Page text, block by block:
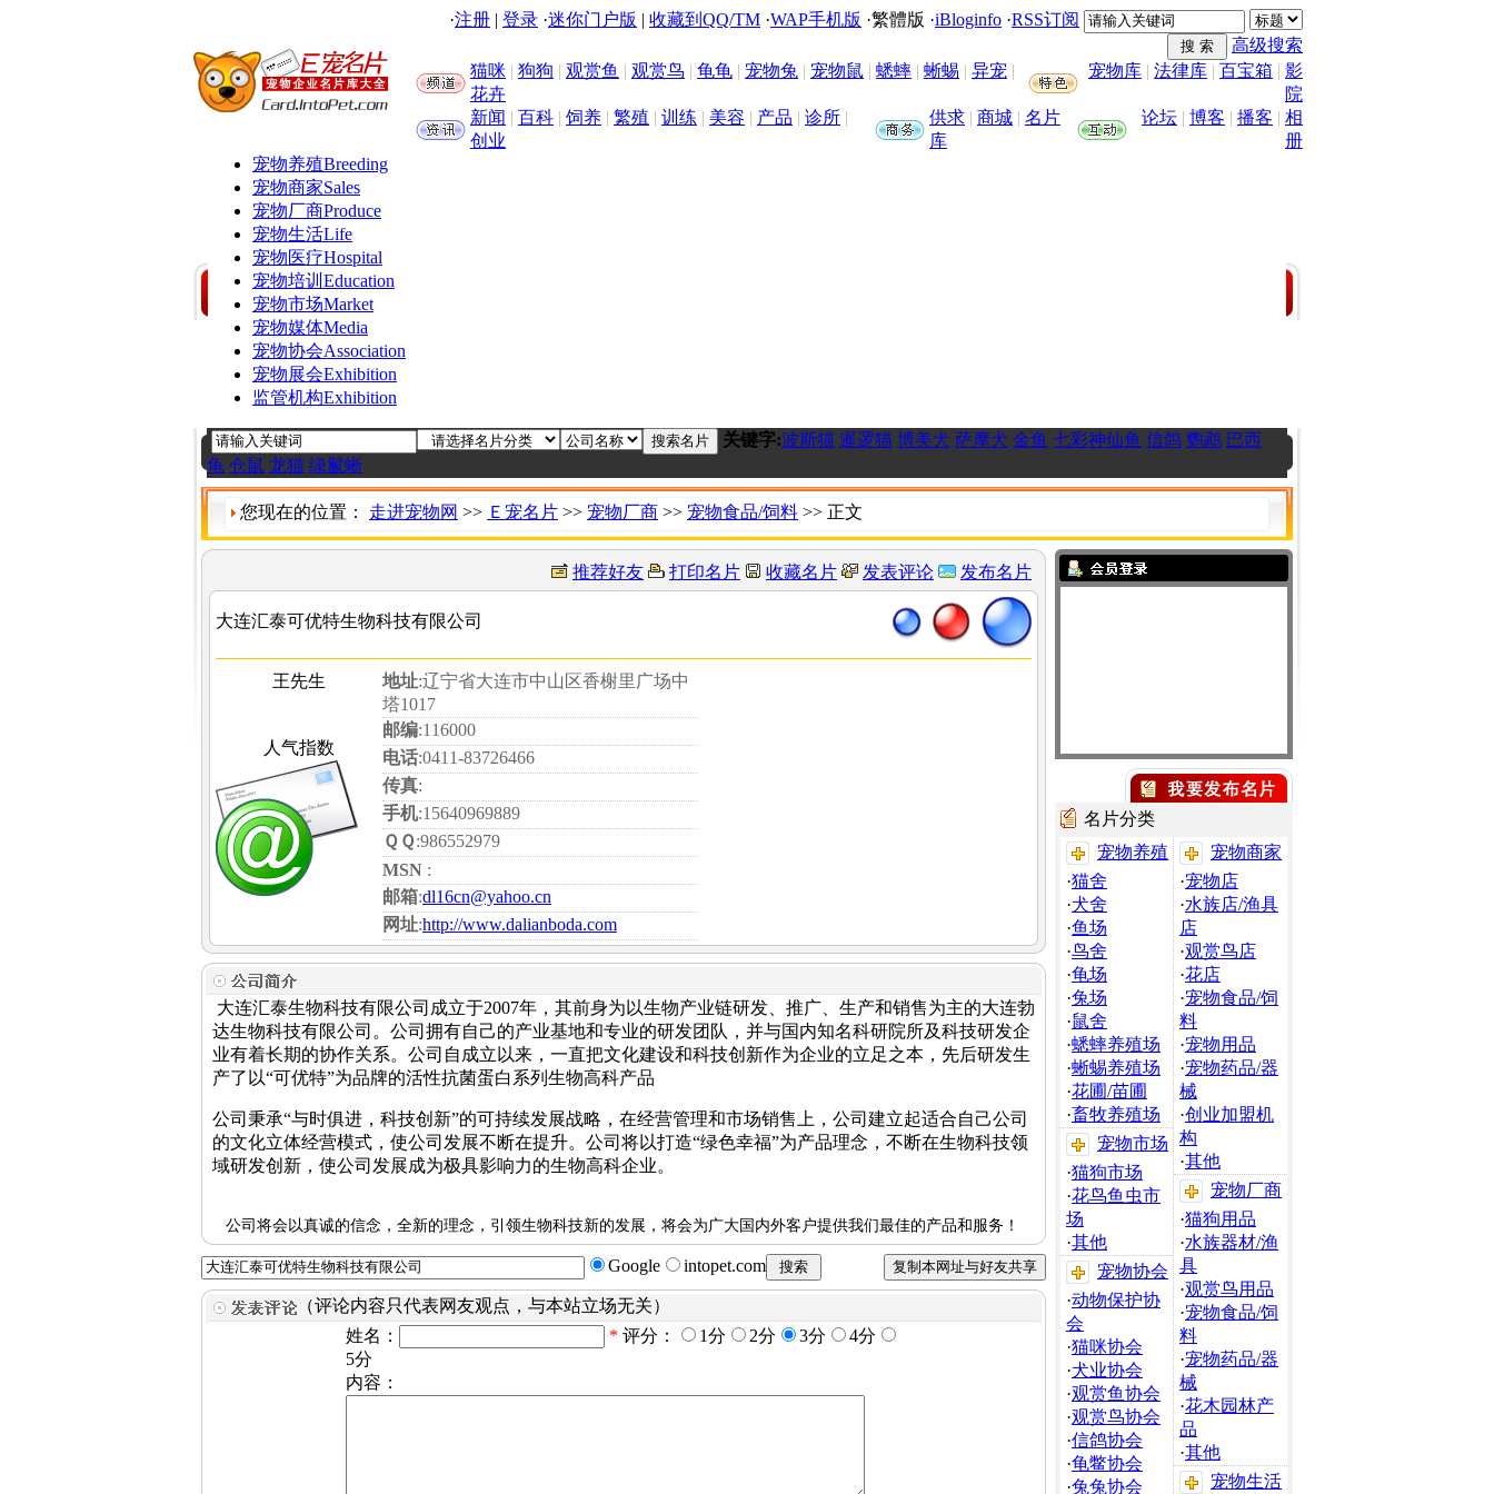
·注册 | 登录 ·迷你门户版 | 收藏到QQ/TM ·WAP手机版 ·繁體版 ·iBloginfo ·RSS订阅
高级搜索
猫咪 | 狗狗 | 观赏鱼 | 观赏鸟 | 龟龟 | 宠物兔 | 宠物鼠 | 蟋蟀 | 蜥蜴 | 异宠 |
花卉
宠物库 | 法律库 | 百宝箱 | 影
院
新闻 | 百科 | 饲养 | 繁殖 | 训练 | 美容 | 产品 | 诊所 |
创业
供求 | 商城 | 名片
库
论坛 | 博客 | 播客 | 相
册
宠物养殖Breeding
宠物商家Sales
宠物厂商Produce
宠物生活Life
宠物医疗Hospital
宠物培训 Education
宠物市场Market
宠物媒体Media
宠物协会Association
宠物展会Exhibition
监管机构Exhibition
关键字:波斯猫 暹逻猫 博美犬 萨摩犬 金鱼 七彩神仙鱼 信鸽 鹦鹉 巴西
龟 仓鼠 龙猫 绿鬣蜥
您现在的位置： 走进宠物网 >> Ｅ宠名片 >> 宠物厂商 >> 宠物食品/饲料 >> 正文
推荐好友 打印名片 收藏名片 发表评论 发布名片
大连汇泰可优特生物科技有限公司
王先生
人气指数
地址:辽宁省大连市中山区香榭里广场中
塔1017
邮编:116000
电话:0411-83726466
传真:
手机:15640969889
ＱＱ:986552979
MSN :
邮箱:dl16cn@yahoo.cn
网址:http://www.dalianboda.com
大连汇泰生物科技有限公司成立于2007年，其前身为以生物产业链研发、推广、生产和销售为主的大连勃
达生物科技有限公司。公司拥有自己的产业基地和专业的研发团队，并与国内知名科研院所及科技研发企
业有着长期的协作关系。公司自成立以来，一直把文化建设和科技创新作为企业的立足之本，先后研发生
产了以“可优特”为品牌的活性抗菌蛋白系列生物高科产品
公司秉承“与时俱进，科技创新”的可持续发展战略，在经营管理和市场销售上，公司建立起适合自己公司
的文化立体经营模式，使公司发展不断在提升。公司将以打造“绿色幸福”为产品理念，不断在生物科技领
域研发创新，使公司发展成为极具影响力的生物高科企业。
公司将会以真诚的信念，全新的理念，引领生物科技新的发展，将会为广大国内外客户提供我们最佳的产品和服务！
Google intopet.com
（评论内容只代表网友观点，与本站立场无关）
姓名：
* 评分： 1分 2分 3分
4分
5分
内容：
名片分类
宠物养殖
·猫舍
·犬舍
·鱼场
·鸟舍
·龟场
·兔场
·鼠舍
·蟋蟀养殖场
·蜥蜴养殖场
·花圃/苗圃
·畜牧养殖场
宠物市场
·猫狗市场
·花鸟鱼虫市
场
·其他
宠物协会
·动物保护协
会
·猫咪协会
·犬业协会
·观赏鱼协会
·观赏鸟协会
·信鸽协会
·龟鳖协会
·兔兔协会
宠物商家
·宠物店
·水族店/渔具
店
·观赏鸟店
·花店
·宠物食品/饲
料
·宠物用品
·宠物药品/器
械
·创业加盟机
构
·其他
宠物厂商
·猫狗用品
·水族器材/渔
具
·观赏鸟用品
·宠物食品/饲
料
·宠物药品/器
械
·花木园林产
品
·其他
宠物生活